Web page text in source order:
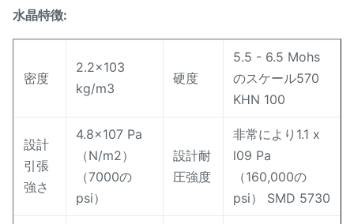
水晶特徴:
密度
2.2x103
kg/m3
硬度
5.5 - 6.5 Mohs
のスケール570
KHN 100
設計
引張
強さ
4.8x107 Pa
（N/m2）
（7000の
psi）
設計耐
圧強度
非常により1.1 x
l09 Pa
（160,000の
psi） SMD 5730